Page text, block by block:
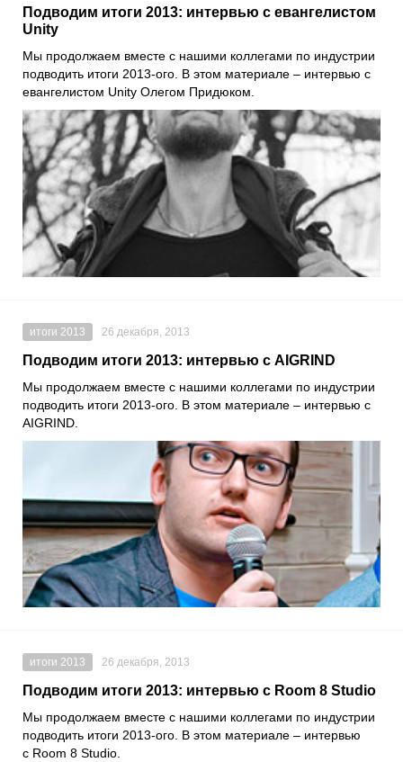
Подводим итоги 2013: интервью с евангелистом
Unity
Мы продолжаем вместе с нашими коллегами по индустрии
подводить итоги 2013-ого. В этом материале – интервью с
евангелистом Unity Олегом Придюком.
итоги 2013 26 декабря, 2013
Подводим итоги 2013: интервью с AIGRIND
Мы продолжаем вместе с нашими коллегами по индустрии
подводить итоги 2013-ого. В этом материале – интервью с
AIGRIND.
итоги 2013 26 декабря, 2013
Подводим итоги 2013: интервью с Room 8 Studio
Мы продолжаем вместе с нашими коллегами по индустрии
подводить итоги 2013-ого. В этом материале – интервью
с Room 8 Studio.